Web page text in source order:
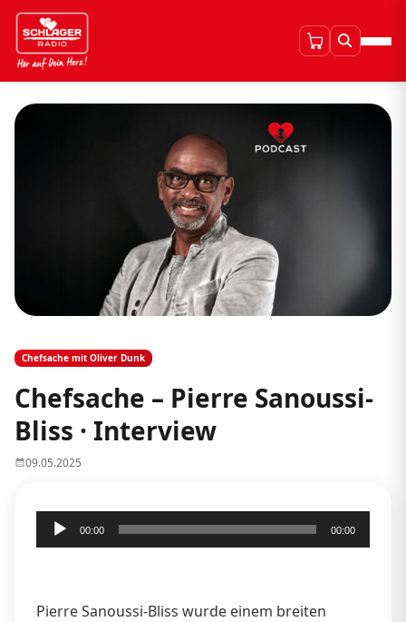
Chefsache mit Oliver Dunk
Chefsache – Pierre Sanoussi-
Bliss · Interview
09.05.2025
Audio-
Player
00:00 00:00
Pierre Sanoussi-Bliss wurde einem breiten